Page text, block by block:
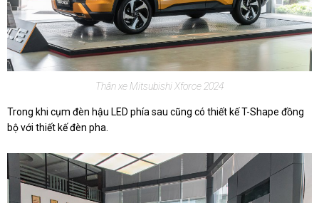
Thân xe Mitsubishi Xforce 2024
Trong khi cụm đèn hậu LED phía sau cũng có thiết kế T-Shape đồng
bộ với thiết kế đèn pha.